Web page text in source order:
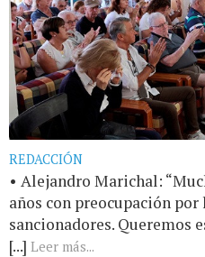
REDACCIÓN
• Alejandro Marichal:
años con preocupación
sancionadores. Queremos
[...] Leer más...